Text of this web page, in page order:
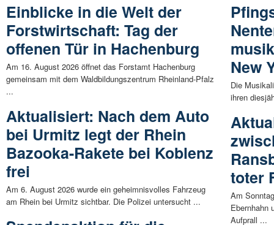
Einblicke in die Welt der
Forstwirtschaft: Tag der
offenen Tür in Hachenburg
Am 16. August 2026 öffnet das Forstamt Hachenburg
gemeinsam mit dem Waldbildungszentrum Rheinland-Pfalz
...
Aktualisiert: Nach dem Auto
bei Urmitz legt der Rhein
Bazooka-Rakete bei Koblenz
frei
Am 6. August 2026 wurde ein geheimnisvolles Fahrzeug
am Rhein bei Urmitz sichtbar. Die Polizei untersucht ...
New
Die
ihren
toter
Am
Ebernhahn
Aufprall ...